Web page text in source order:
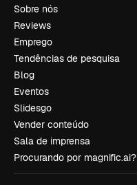
Sobre nós
Reviews
Emprego
Tendências de pesquisa
Blog
Eventos
Slidesgo
Vender conteúdo
Sala de imprensa
Procurando por magnific.ai?